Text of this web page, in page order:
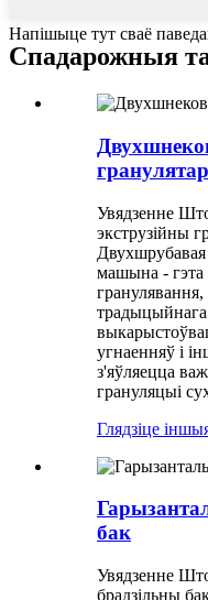
Напішыце тут сваё
Спадарожныя
гранулятар
Увядзенне
экструзійны
Двухшрубавая
машына - гэта
гранулявання,
угнаенняў і
з'яўляецца
грануляцыі
Глядзіце
бак
Увядзенне
брадзільны